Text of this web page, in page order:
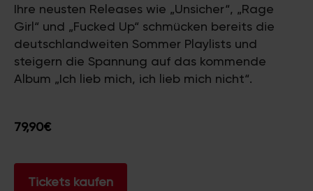
Ihre neusten Releases wie „Unsicher“, „Rage
Girl“ und „Fucked Up“ schmücken bereits die
deutschlandweiten Sommer Playlists und
steigern die Spannung auf das kommende
Album „Ich lieb mich, ich lieb mich nicht“.
79,90€
Tickets kaufen